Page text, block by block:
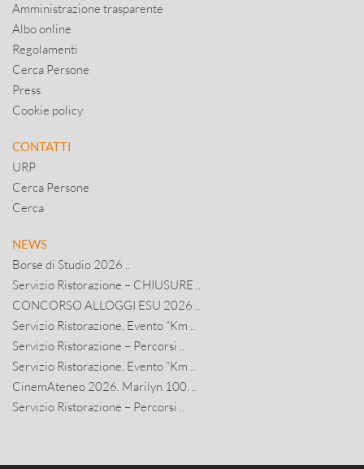
Amministrazione trasparente
Albo online
Regolamenti
Cerca Persone
Press
Cookie policy
CONTATTI
URP
Cerca Persone
Cerca
NEWS
Borse di Studio 2026 ..
Servizio Ristorazione – CHIUSURE ..
CONCORSO ALLOGGI ESU 2026 ..
Servizio Ristorazione, Evento “Km ..
Servizio Ristorazione – Percorsi ..
Servizio Ristorazione, Evento “Km ..
CinemAteneo 2026. Marilyn 100. ..
Servizio Ristorazione – Percorsi ..